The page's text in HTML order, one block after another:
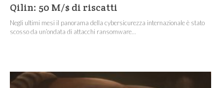
Qilin: 50 M/$ di riscatti
Negli ultimi mesi il panorama della cybersicurezza internazionale è stato
scosso da un’ondata di attacchi ransomware...